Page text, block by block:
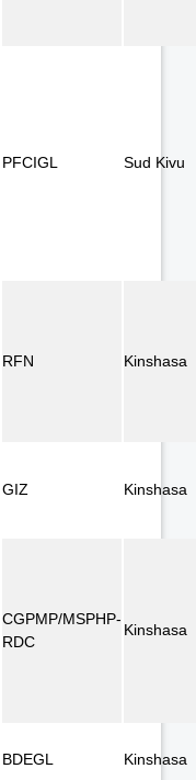
PFCIGL Sud Kivu
RFN Kinshasa
GIZ Kinshasa
CGPMP/MSPHP-
RDC
Kinshasa
BDEGL Kinshasa